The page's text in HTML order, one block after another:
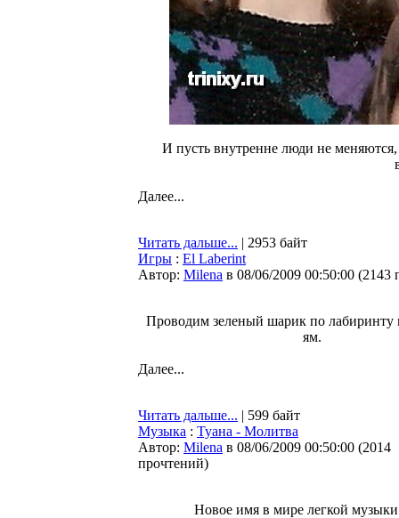
И пусть внутренне люди не
Далее...
Читать дальше... | 2953 байт
Игры : El Laberint
Автор: Milena в 08/06/2009 00:50:00 (2143
Проводим зеленый шарик по
ям.
Далее...
Читать дальше... | 599 байт
Музыка : Туана - Молитва
Автор: Milena в 08/06/2009 00:50:00 (2014
прочтений)
Новое имя в мире легкой